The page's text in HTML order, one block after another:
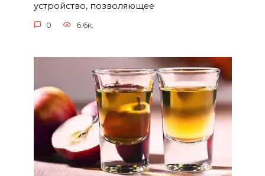
устройство, позволяющее
0 6.6к.